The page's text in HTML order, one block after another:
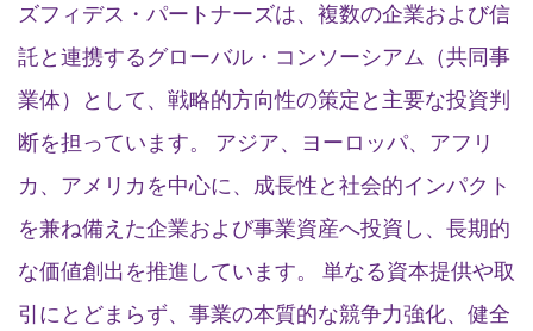
ズフィデス・パートナーズは、複数の企業および信
託と連携するグローバル・コンソーシアム（共同事
業体）として、戦略的方向性の策定と主要な投資判
断を担っています。 アジア、ヨーロッパ、アフリ
カ、アメリカを中心に、成長性と社会的インパクト
を兼ね備えた企業および事業資産へ投資し、長期的
な価値創出を推進しています。 単なる資本提供や取
引にとどまらず、事業の本質的な競争力強化、健全